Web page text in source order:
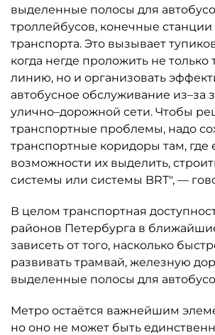
выделенные полосы для
троллейбусов, конечные станции
транспорта. Это вызывает
когда негде проложить не
линию, но и организовать
автобусное обслуживание из–за
улично–дорожной сети. Чтобы
транспортные проблемы, надо
транспортные коридоры там, где
возможности их выделить,
системы или системы BRT", —
В целом транспортная
районов Петербурга в
зависеть от того, насколько
развивать трамвай, железную
выделенные полосы для
Метро остаётся важнейшим
но оно не может быть